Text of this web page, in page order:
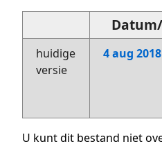
huidige
versie
4 aug
U kunt dit bestand niet